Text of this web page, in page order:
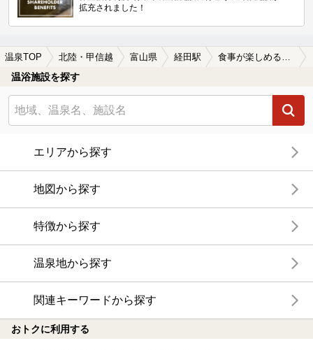
拡充されました！
温泉TOP 北陸・甲信越 富山県 経田駅 食事が楽しめる経田駅近くの温泉、日帰り温泉、スーパー銭湯おすすめ
温浴施設を探す
エリアから探す
地図から探す
特徴から探す
温泉地から探す
関連キーワードから探す
おトクに利用する